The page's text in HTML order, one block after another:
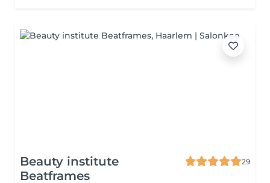
Beauty institute
Beatframes
29